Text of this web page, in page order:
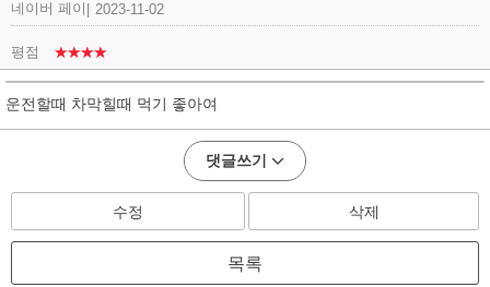
네이버 페이 2023-11-02
평점 ★★★★
운전할때 차막힐때 먹기 좋아여
댓글쓰기
수정 삭제
목록